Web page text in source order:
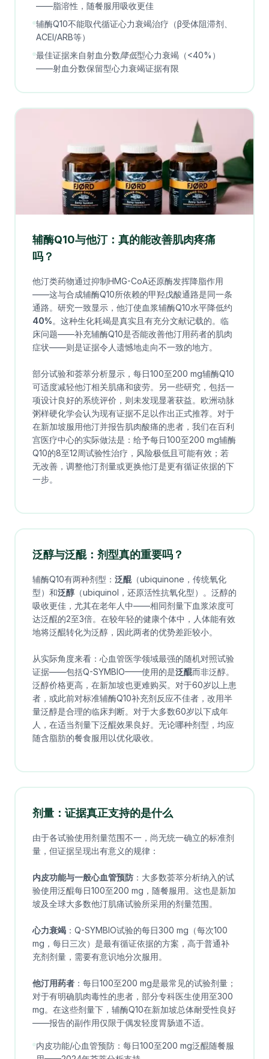
——脂溶性，随餐服用吸收更佳
辅酶Q10不能取代循证心力衰竭治疗（β受体阻滞剂、
ACEI/ARB等）
最佳证据来自射血分数降低型心力衰竭（<40%）
——射血分数保留型心力衰竭证据有限
辅酶Q10与他汀：真的能改善肌肉疼痛
吗？
他汀类药物通过抑制HMG-CoA还原酶发挥降脂作用
——这与合成辅酶Q10所依赖的甲羟戊酸通路是同一条
通路。研究一致显示，他汀使血浆辅酶Q10水平降低约
40%。这种生化耗竭是真实且有充分文献记载的。临
床问题——补充辅酶Q10是否能改善他汀用药者的肌肉
症状——则是证据令人遗憾地走向不一致的地方。
部分试验和荟萃分析显示，每日100至200 mg辅酶Q10
可适度减轻他汀相关肌痛和疲劳。另一些研究，包括一
项设计良好的系统评价，则未发现显著获益。欧洲动脉
粥样硬化学会认为现有证据不足以作出正式推荐。对于
在新加坡服用他汀并报告肌肉酸痛的患者，我们在百利
宫医疗中心的实际做法是：给予每日100至200 mg辅酶
Q10的8至12周试验性治疗，风险极低且可能有效；若
无改善，调整他汀剂量或更换他汀是更有循证依据的下
一步。
泛醇与泛醌：剂型真的重要吗？
辅酶Q10有两种剂型： 泛醌 （ubiquinone，传统氧化
型）和泛醇 （ubiquinol，还原活性抗氧化型）。泛醇的
吸收更佳，尤其在老年人中——相同剂量下血浆浓度可
达泛醌的2至3倍。在较年轻的健康个体中，人体能有效
地将泛醌转化为泛醇，因此两者的优势差距较小。
从实际角度来看：心血管医学领域最强的随机对照试验
证据——包括Q-SYMBIO——使用的是泛醌而非泛醇。
泛醇价格更高，在新加坡也更难购买。对于60岁以上患
者，或此前对标准辅酶Q10补充剂反应不佳者，改用半
量泛醇是合理的临床判断。对于大多数60岁以下成年
人，在适当剂量下泛醌效果良好。无论哪种剂型，均应
随含脂肪的餐食服用以优化吸收。
剂量：证据真正支持的是什么
由于各试验使用剂量范围不一，尚无统一确立的标准剂
量，但证据呈现出有意义的规律：
内皮功能与一般心血管预防 ：大多数荟萃分析纳入的试
验使用泛醌每日100至200 mg，随餐服用。这也是新加
坡及全球大多数他汀肌痛试验所采用的剂量范围。
心力衰竭 ：Q-SYMBIO试验的每日300 mg（每次100
mg，每日三次）是最有循证依据的方案，高于普通补
充剂剂量，需要有意识地分次服用。
他汀用药者 ：每日100至200 mg是最常见的试验剂量；
对于有明确肌肉毒性的患者，部分专科医生使用至300
mg。在这些剂量下，辅酶Q10在新加坡总体耐受性良好
——报告的副作用仅限于偶发轻度胃肠道不适。
内皮功能/心血管预防：每日100至200 mg泛醌随餐服